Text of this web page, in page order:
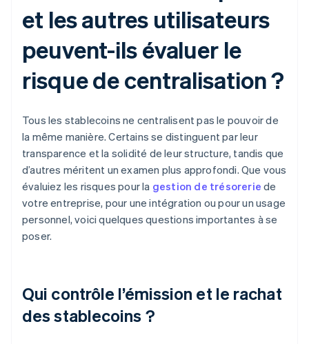
et les autres utilisateurs
peuvent-ils évaluer le
risque de centralisation ?
Tous les stablecoins ne centralisent pas le pouvoir de
la même manière. Certains se distinguent par leur
transparence et la solidité de leur structure, tandis que
d’autres méritent un examen plus approfondi. Que vous
évaluiez les risques pour la gestion de trésorerie de
votre entreprise, pour une intégration ou pour un usage
personnel, voici quelques questions importantes à se
poser.
Qui contrôle l’émission et le rachat
des stablecoins ?